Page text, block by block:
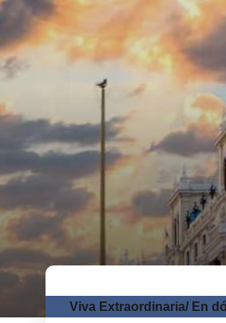
Viva Extraordinaria/ En